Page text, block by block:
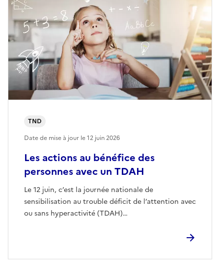
Les actions au bénéfice des
personnes avec un TDAH
Le 12 juin, c’est la journée nationale de
sensibilisation au trouble déficit de l’attention avec
ou sans hyperactivité (TDAH)…
TND
Date de mise à jour le12 juin 2026